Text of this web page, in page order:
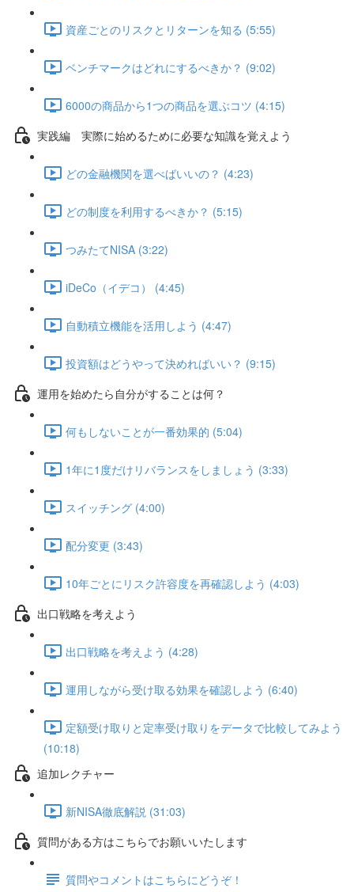
資産ごとのリスクとリターンを知る (5:55)
ベンチマークはどれにするべきか？ (9:02)
6000の商品から1つの商品を選ぶコツ (4:15)
実践編 実際に始めるために必要な知識を覚えよう
どの金融機関を選べばいいの？ (4:23)
どの制度を利用するべきか？ (5:15)
つみたてNISA (3:22)
iDeCo（イデコ） (4:45)
自動積立機能を活用しよう (4:47)
投資額はどうやって決めればいい？ (9:15)
運用を始めたら自分がすることは何？
何もしないことが一番効果的 (5:04)
1年に1度だけリバランスをしましょう (3:33)
スイッチング (4:00)
配分変更 (3:43)
10年ごとにリスク許容度を再確認しよう (4:03)
出口戦略を考えよう
出口戦略を考えよう (4:28)
運用しながら受け取る効果を確認しよう (6:40)
定額受け取りと定率受け取りをデータで比較してみよう
(10:18)
追加レクチャー
新NISA徹底解説 (31:03)
質問がある方はこちらでお願いいたします
質問やコメントはこちらにどうぞ！